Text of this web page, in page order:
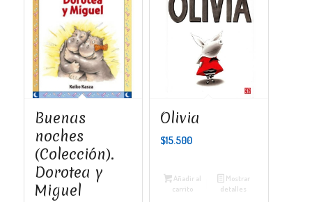
Buenas
noches
(Colección).
Dorotea y
Miguel
Olivia
$15.500
Añadir al
carrito
Mostrar
detalles